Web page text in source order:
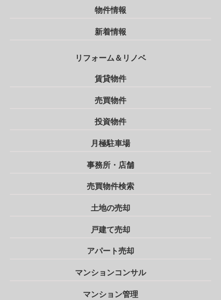
物件情報
新着情報
リフォーム＆リノベ
賃貸物件
売買物件
投資物件
月極駐車場
事務所・店舗
売買物件検索
土地の売却
戸建て売却
アパート売却
マンションコンサル
マンション管理